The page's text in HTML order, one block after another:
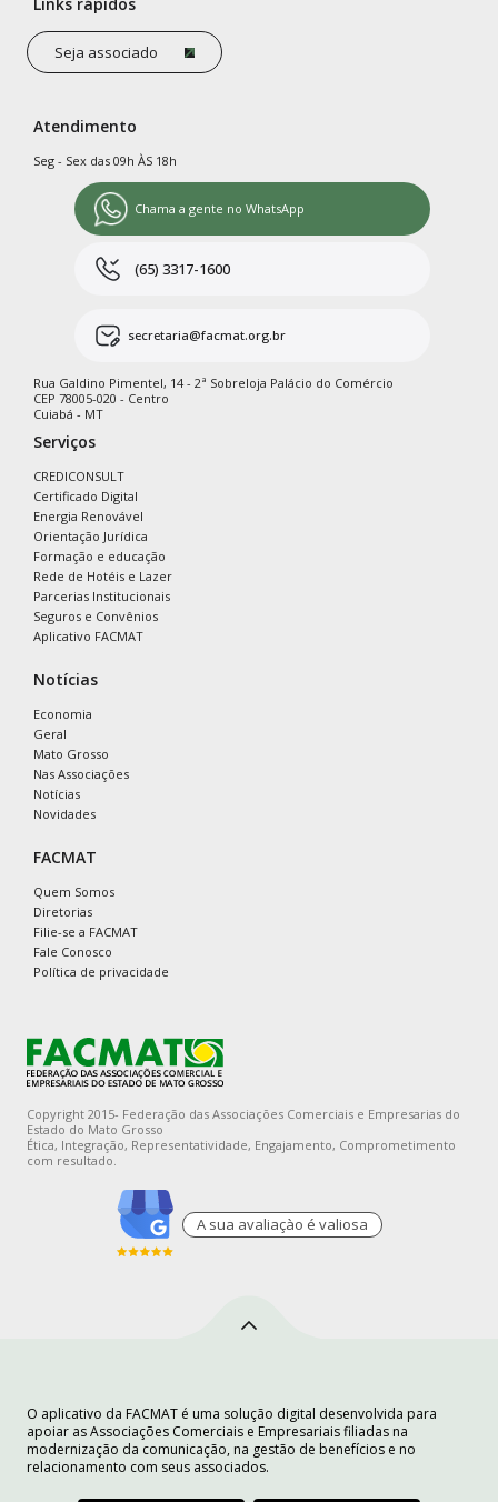
Seja associado
Atendimento
Seg - Sex das 09h ÀS 18h
Chama a gente no WhatsApp
(65) 3317-1600
secretaria@facmat.org.br
Rua Galdino Pimentel, 14 - 2ª Sobreloja Palácio do Comércio
CEP 78005-020 - Centro
Cuiabá - MT
Serviços
CREDICONSULT
Certificado Digital
Energia Renovável
Orientação Jurídica
Formação e educação
Rede de Hotéis e Lazer
Parcerias Institucionais
Seguros e Convênios
Aplicativo FACMAT
Notícias
Economia
Geral
Mato Grosso
Nas Associações
Notícias
Novidades
FACMAT
Quem Somos
Diretorias
Filie-se a FACMAT
Fale Conosco
Política de privacidade
Copyright 2015- Federação das Associações Comerciais e Empresarias do
Estado do Mato Grosso
Ética, Integração, Representatividade, Engajamento, Comprometimento
com resultado.
A sua avaliaçào é valiosa
O aplicativo da FACMAT é uma solução digital desenvolvida para
apoiar as Associações Comerciais e Empresariais filiadas na
modernização da comunicação, na gestão de benefícios e no
relacionamento com seus associados.